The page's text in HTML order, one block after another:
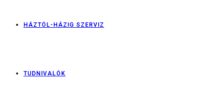
HÁZTÓL-HÁZIG SZERVIZ
TUDNIVALÓK